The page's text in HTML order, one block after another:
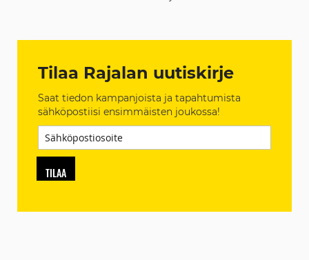
Tilaa Rajalan uutiskirje
Saat tiedon kampanjoista ja tapahtumista
sähköpostiisi ensimmäisten joukossa!
TILAA